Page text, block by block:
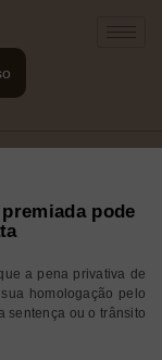
pode
a pena privativa de
homologação pelo
sentença ou o trânsito